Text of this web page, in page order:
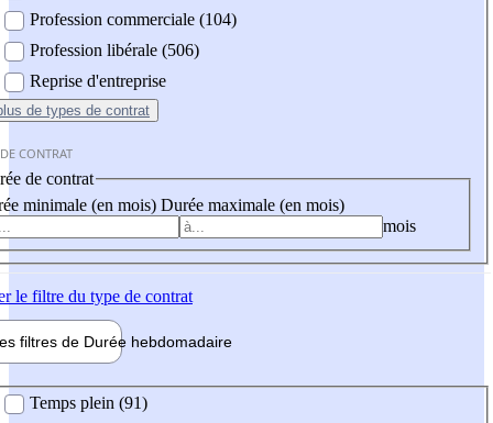
Profession commerciale (104)
Profession libérale (506)
Reprise d'entreprise
de types de contrat
CONTRAT
de contrat
minimale (en mois) Durée maximale (en mois)
mois
le filtre du type de contrat
filtres de Durée hebdomadaire
Temps plein (91)